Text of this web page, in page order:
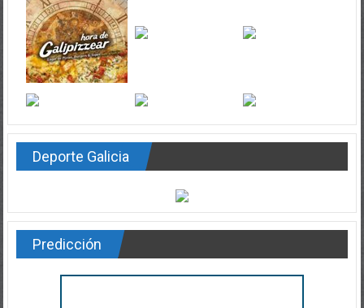
Deporte Galicia
Predicción